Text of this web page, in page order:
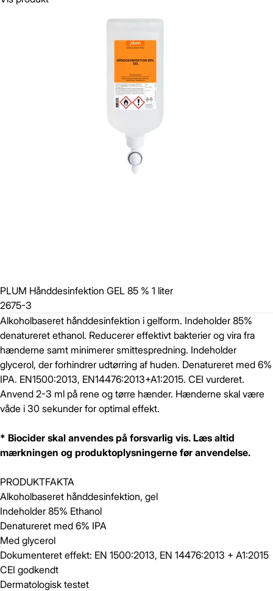
PLUM Hånddesinfektion GEL 85 % 1 liter
2675-3
Alkoholbaseret hånddesinfektion i gelform. Indeholder 85%
denatureret ethanol. Reducerer effektivt bakterier og vira fra
hænderne samt minimerer smittespredning. Indeholder
glycerol, der forhindrer udtørring af huden. Denatureret med 6%
IPA. EN1500:2013, EN14476:2013+A1:2015. CEI vurderet.
Anvend 2-3 ml på rene og tørre hænder. Hænderne skal være
våde i 30 sekunder for optimal effekt.
* Biocider skal anvendes på forsvarlig vis. Læs altid
mærkningen og produktoplysningerne før anvendelse.
PRODUKTFAKTA
Alkoholbaseret hånddesinfektion, gel
Indeholder 85% Ethanol
Denatureret med 6% IPA
Med glycerol
Dokumenteret effekt: EN 1500:2013, EN 14476:2013 + A1:2015
CEI godkendt
Dermatologisk testet